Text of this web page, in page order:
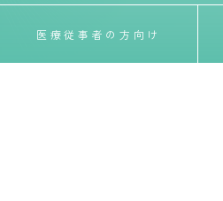
医療従事者の方向け